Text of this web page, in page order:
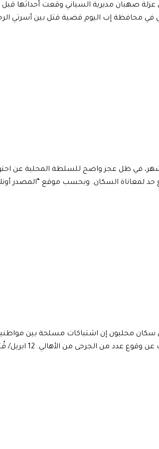
أشهر، في ظل عجز واضح للسلطة المحلية عن
لمعاناة السكان. وبحسب موقع “المصدر
سكان محليون إن اشتباكات مسلحة بين
الشعر شرق محافظة إب.